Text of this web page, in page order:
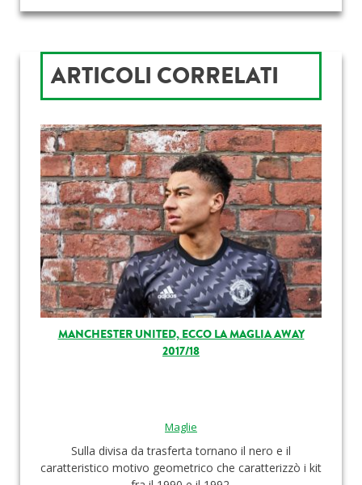
ARTICOLI CORRELATI
MANCHESTER UNITED, ECCO LA MAGLIA AWAY
2017/18
Maglie
Sulla divisa da trasferta tornano il nero e il
caratteristico motivo geometrico che caratterizzò i kit